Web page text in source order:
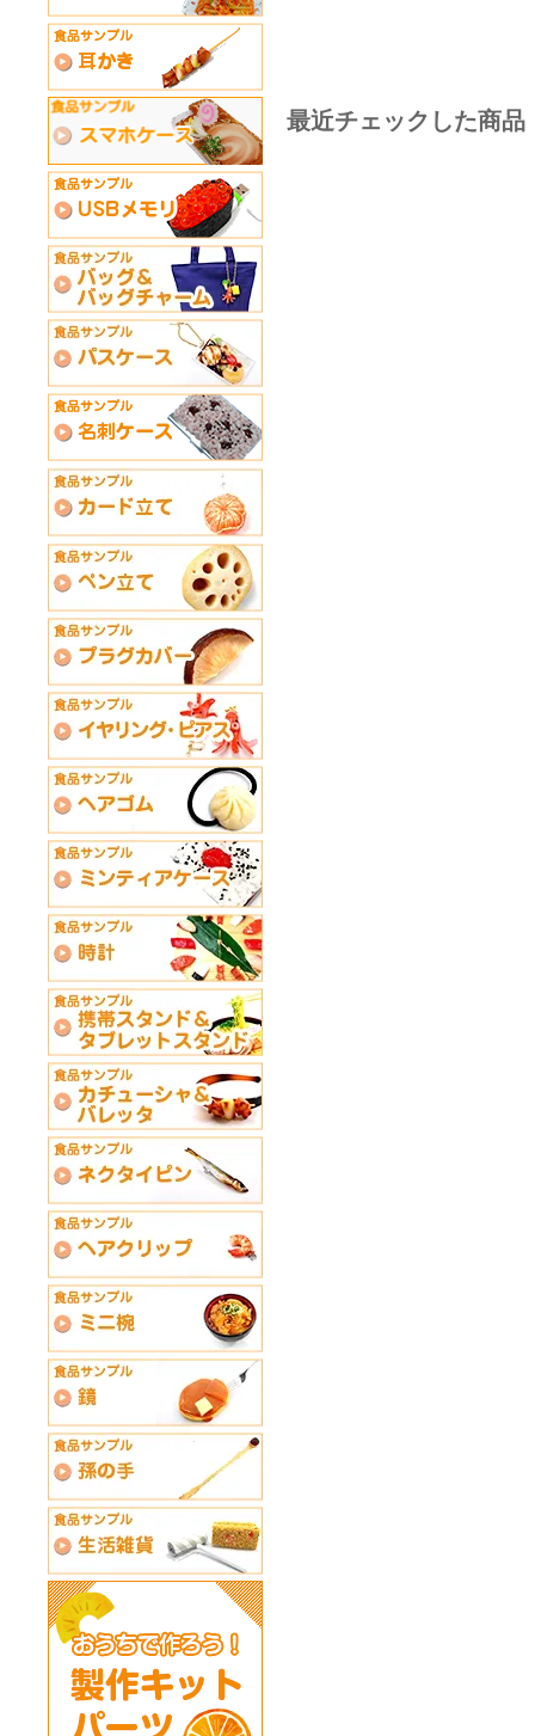
最近チェックした商品